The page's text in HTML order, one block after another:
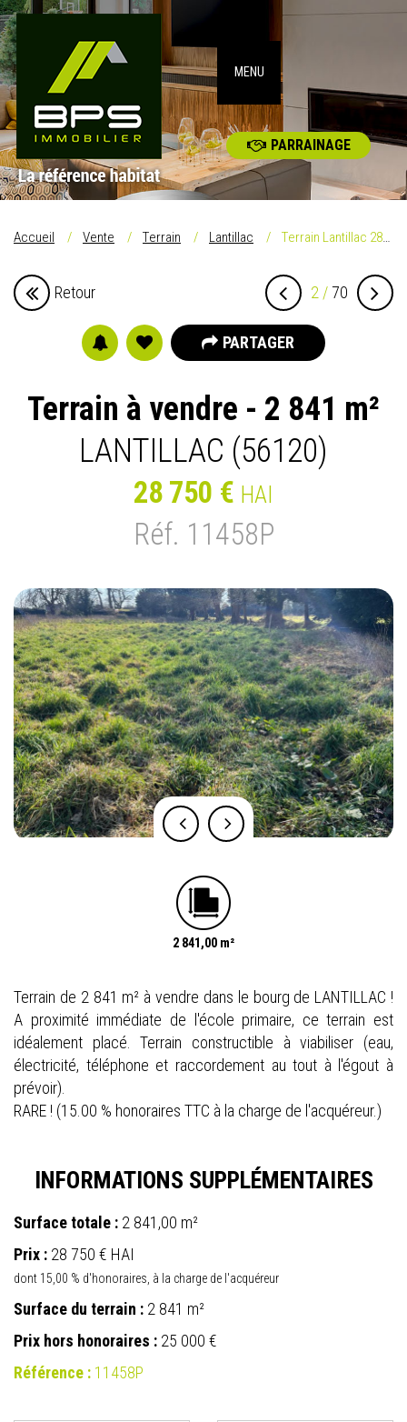
MENU
PARRAINAGE
Accueil Vente Terrain Lantillac Terrain Lantillac 2841 m2
Retour 2 / 70
PARTAGER
Terrain à vendre - 2 841 m²
LANTILLAC (56120)
28 750 € HAI
Réf. 11458P
2 841,00 m²
Terrain de 2 841 m² à vendre dans le bourg de LANTILLAC !
A proximité immédiate de l'école primaire, ce terrain est
idéalement placé. Terrain constructible à viabiliser (eau,
électricité, téléphone et raccordement au tout à l'égout à
prévoir).
RARE ! (15.00 % honoraires TTC à la charge de l'acquéreur.)
INFORMATIONS SUPPLÉMENTAIRES
Surface totale : 2 841,00 m²
Prix : 28 750 € HAI
dont 15,00 % d'honoraires, à la charge de l'acquéreur
Surface du terrain : 2 841 m²
Prix hors honoraires : 25 000 €
Référence : 11458P